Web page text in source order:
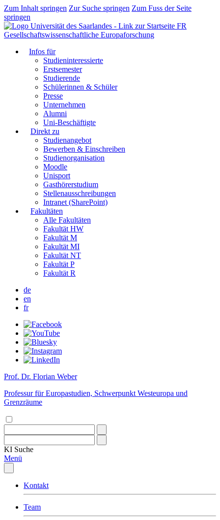
Zum Inhalt springen Zur Suche springen Zum Fuss der Seite
springen
FR
Gesellschaftswissenschaftliche Europaforschung
Infos für
Studieninteressierte
Erstsemester
Studierende
Schülerinnen & Schüler
Presse
Unternehmen
Alumni
Uni-Beschäftigte
Direkt zu
Studienangebot
Bewerben & Einschreiben
Studienorganisation
Moodle
Unisport
Gasthörerstudium
Stellenausschreibungen
Intranet (SharePoint)
Fakultäten
Alle Fakultäten
Fakultät HW
Fakultät M
Fakultät MI
Fakultät NT
Fakultät P
Fakultät R
de
en
fr
Prof. Dr. Florian Weber
Professur für Europastudien, Schwerpunkt Westeuropa und
Grenzräume
KI Suche
Menü
Kontakt
Team